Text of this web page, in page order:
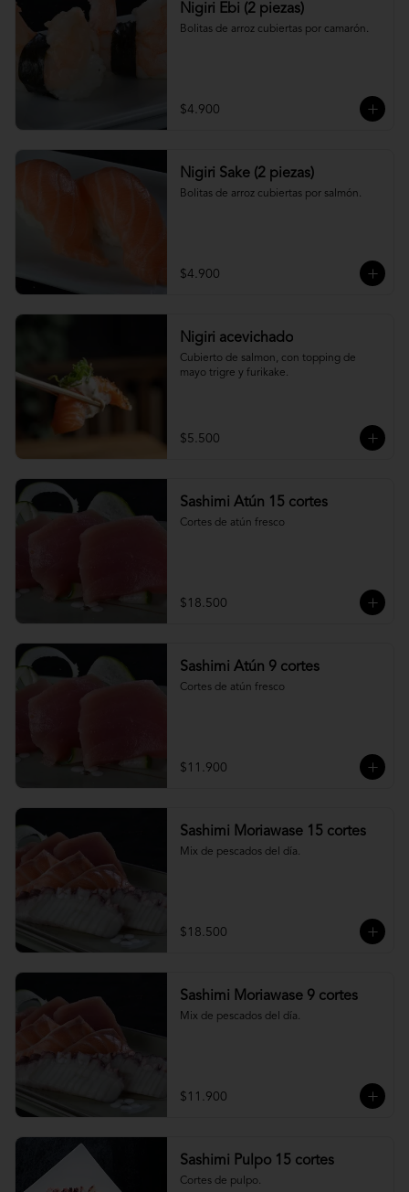
Nigiri Ebi (2 piezas)
Bolitas de arroz cubiertas por camarón.
$4.900
Nigiri Sake (2 piezas)
Bolitas de arroz cubiertas por salmón.
$4.900
Nigiri acevichado
Cubierto de salmon, con topping de
mayo trigre y furikake.
$5.500
Sashimi Atún 15 cortes
Cortes de atún fresco
$18.500
Sashimi Atún 9 cortes
Cortes de atún fresco
$11.900
Sashimi Moriawase 15 cortes
Mix de pescados del día.
$18.500
Sashimi Moriawase 9 cortes
Mix de pescados del día.
$11.900
Sashimi Pulpo 15 cortes
Cortes de pulpo.